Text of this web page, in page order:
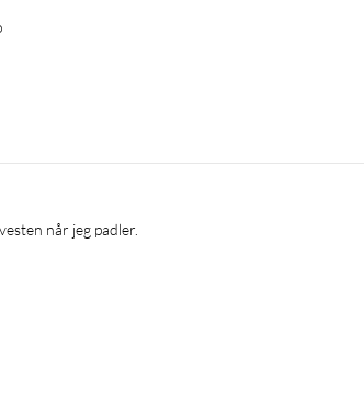
når jeg padler.